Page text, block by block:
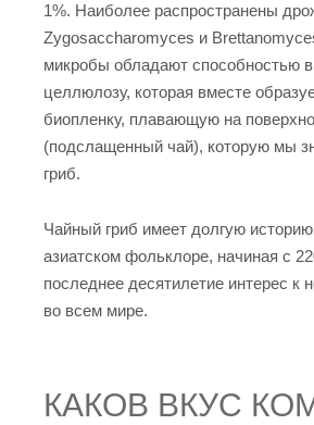
1%. Наиболее распространены
Zygosaccharomyces и
микробы обладают способностью
целлюлозу, которая вместе
биопленку, плавающую на
(подслащенный чай), которую мы
гриб.
Чайный гриб имеет долгую
азиатском фольклоре, начиная с
последнее десятилетие интерес к
во всем мире.
КАКОВ ВКУС